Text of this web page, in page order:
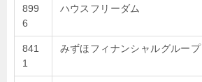
899
6
ハウスフリーダム
841
1
みずほフィナンシャルグループ